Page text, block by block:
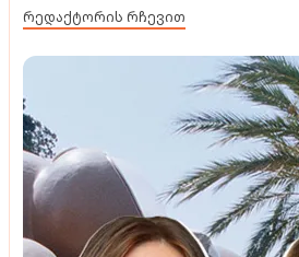
რედაქტორის რჩევით